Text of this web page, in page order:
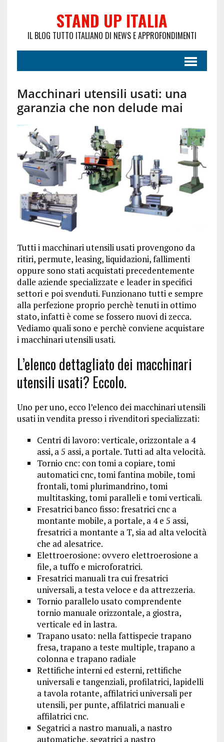
STAND UP ITALIA
IL BLOG TUTTO ITALIANO DI NEWS E APPROFONDIMENTI
Macchinari utensili usati: una
garanzia che non delude mai
Tutti i macchinari utensili usati provengono da
ritiri, permute, leasing, liquidazioni, fallimenti
oppure sono stati acquistati precedentemente
dalle aziende specializzate e leader in specifici
settori e poi svenduti. Funzionano tutti e sempre
alla perfezione proprio perchè tenuti in ottimo
stato, infatti è come se fossero nuovi di zecca.
Vediamo quali sono e perchè conviene acquistare
i macchinari utensili usati.
L’elenco dettagliato dei macchinari
utensili usati? Eccolo.
Uno per uno, ecco l’elenco dei macchinari utensili
usati in vendita presso i rivenditori specializzati:
Centri di lavoro: verticale, orizzontale a 4
assi, a 5 assi, a portale. Tutti ad alta velocità.
Tornio cnc: con tomi a copiare, tomi
automatici cnc, tomi fantina mobile, tomi
frontali, tomi plurimandrino, tomi
multitasking, tomi paralleli e tomi verticali.
Fresatrici banco fisso: fresatrici cnc a
montante mobile, a portale, a 4 e 5 assi,
fresatrici a montante a T, sia ad alta velocità
che ad alesatrice.
Elettroerosione: ovvero elettroerosione a
file, a tuffo e microforatrici.
Fresatrici manuali tra cui fresatrici
universali, a testa veloce e da attrezzeria.
Tornio parallelo usato comprendente
tornio manuale orizzontale, a giostra,
verticale ed in lastra.
Trapano usato: nella fattispecie trapano
fresa, trapano a teste multiple, trapano a
colonna e trapano radiale
Rettifiche interni ed esterni, rettifiche
universali e tangenziali, profilatrici, lapidelli
a tavola rotante, affilatrici universali per
utensili, per punte, affilatrici manuali e
affilatrici cnc.
Segatrici a nastro manuali, a nastro
automatiche, segatrici a nastro